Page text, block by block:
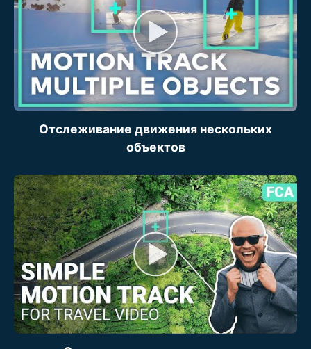
Отслеживание движения нескольких
объектов